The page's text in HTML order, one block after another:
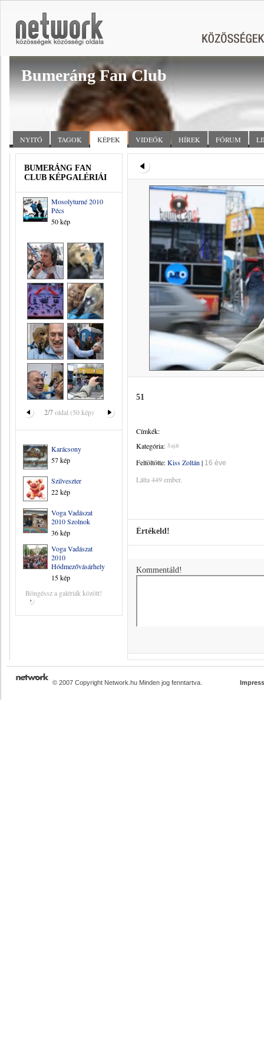
Bumeráng Fan Club
NYITÓ TAGOK KÉPEK VIDEÓK HÍREK FÓRUM
BUMERÁNG FAN
CLUB KÉPGALÉRIÁI
Mosolyturné 2010
Pécs
50 kép
2/7oldal (50 kép)
Karácsony
57 kép
Szilveszter
22 kép
Voga Vadászat
2010 Szolnok
36 kép
Voga Vadászat
2010
Hódmezővásárhely
15 kép
Böngéssz a galériák között!
51
Címkék:
Kategória: Saját
Feltöltötte:Kiss Zoltán | 16 éve
Látta 449 ember.
Értékeld!
Kommentáld!
© 2007 Copyright Network.hu Minden jog fenntartva.